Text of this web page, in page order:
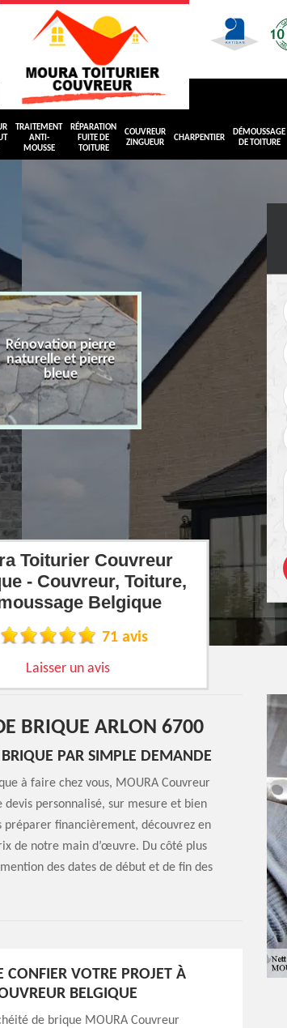
TRAITEMENT
ANTI-
MOUSSE
RÉPARATION
FUITE DE
TOITURE
COUVREUR
ZINGUEUR
CHARPENTIER
DÉMOUSSAGE
DE TOITURE
Rénovation pierre
naturelle et pierre
bleue
Peinture sur toiture
Toiturier Couvreur
- Couvreur, Toiture,
Belgique
71 avis
Laisser un avis
BRIQUE ARLON 6700
PAR SIMPLE DEMANDE
à faire chez vous, MOURA Couvreur
personnalisé, sur mesure et bien
préparer financièrement, découvrez en
de notre main d’œuvre. Du côté plus
des dates de début et de fin des
CONFIER VOTRE PROJET À
BELGIQUE
de brique MOURA Couvreur